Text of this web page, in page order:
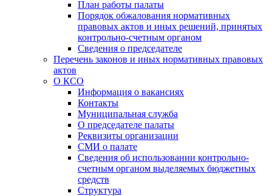
План работы палаты
Порядок обжалования нормативных
правовых актов и иных решений, принятых
контрольно-счетным органом
Сведения о председателе
Перечень законов и иных нормативных правовых
актов
О КСО
Информация о вакансиях
Контакты
Муниципальная служба
О председателе палаты
Реквизиты организации
СМИ о палате
Сведения об использовании контрольно-
счетным органом выделяемых бюджетных
средств
Структура